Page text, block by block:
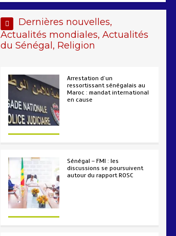
Dernières nouvelles,
Actualités mondiales, Actualités
du Sénégal, Religion
Arrestation d’un
ressortissant sénégalais au
Maroc : mandat international
en cause
Sénégal – FMI : les
discussions se poursuivent
autour du rapport ROSC